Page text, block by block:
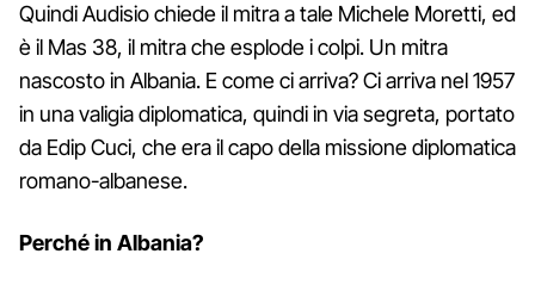
Quindi Audisio chiede il mitra a tale Michele Moretti, ed
è il Mas 38, il mitra che esplode i colpi. Un mitra
nascosto in Albania. E come ci arriva? Ci arriva nel 1957
in una valigia diplomatica, quindi in via segreta, portato
da Edip Cuci, che era il capo della missione diplomatica
romano-albanese.
Perché in Albania?